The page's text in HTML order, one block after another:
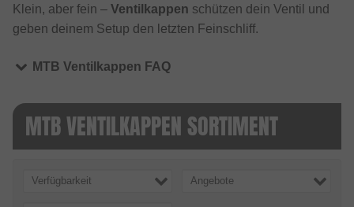
Klein, aber fein – Ventilkappen schützen dein Ventil und
geben deinem Setup den letzten Feinschliff.
MTB Ventilkappen FAQ
MTB VENTILKAPPEN SORTIMENT
Verfügbarkeit Angebote